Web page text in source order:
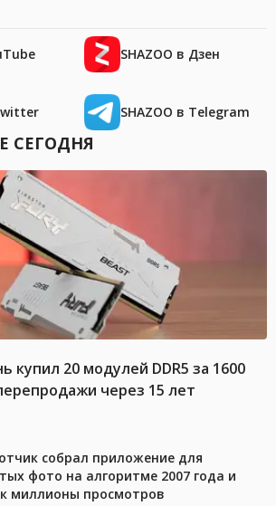
SHAZOO в Дзен
SHAZOO в Telegram
СЕГОДНЯ
купил 20 модулей DDR5 за 1600
через 15 лет
собрал приложение для
фото на алгоритме 2007 года и
миллионы просмотров